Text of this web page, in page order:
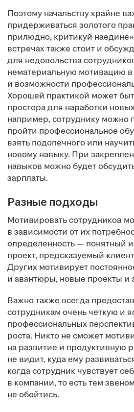
Поэтому начальству крайне
придерживаться золотого
прилюдно, критикуй
встречах также стоит и
для недовольства
нематериальную мотивацию
и возможности
Хорошей практикой может
простора для наработки
например, сотруднику можно
пройти профессиональное
взять подопечного или
новому навыку. При
навыков можно будет
зарплаты.
Разные подходы
Мотивировать сотрудников
в зависимости от их
определенность — понятный
проект, предсказуемый
Других мотивирует
и авантюры, новые проекты и
Важно также всегда
сотрудникам очень четкую и
профессиональных
роста. Никто не сможет
на развитие и продуктивную
не видит, куда ему
когда сотрудник чувствует
в компании, то есть тем
не обойтись.